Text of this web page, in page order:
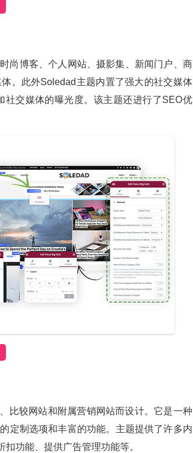
尚博客、个人网站、摄影集、新闻门户、商
。此外Soledad主题内置了强大的社交媒体
交媒体的曝光度。该主题还进行了SEO优
比较网站和附属营销网站而设计。它是一种
定制选项和丰富的功能。主题提供了许多内
功能、提供广告管理功能等。